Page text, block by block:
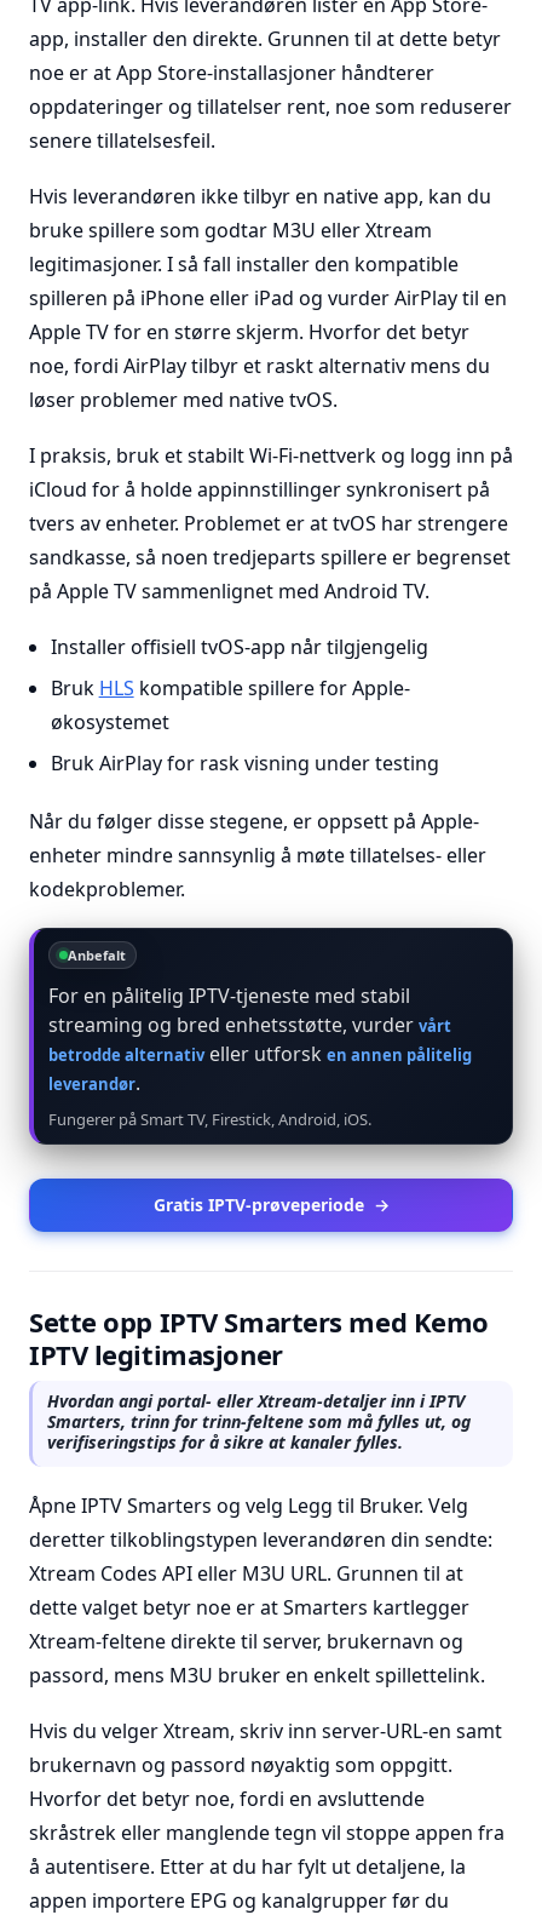
app, installer den direkte. Grunnen til at dette betyr
noe er at App Store-installasjoner håndterer
oppdateringer og tillatelser rent, noe som reduserer
senere tillatelsesfeil.
Hvis leverandøren ikke tilbyr en native app, kan du
bruke spillere som godtar M3U eller Xtream
legitimasjoner. I så fall installer den kompatible
spilleren på iPhone eller iPad og vurder AirPlay til en
Apple TV for en større skjerm. Hvorfor det betyr
noe, fordi AirPlay tilbyr et raskt alternativ mens du
løser problemer med native tvOS.
I praksis, bruk et stabilt Wi-Fi-nettverk og logg inn på
iCloud for å holde appinnstillinger synkronisert på
tvers av enheter. Problemet er at tvOS har strengere
sandkasse, så noen tredjeparts spillere er begrenset
på Apple TV sammenlignet med Android TV.
Installer offisiell tvOS-app når tilgjengelig
Bruk HLS kompatible spillere for Apple-
økosystemet
Bruk AirPlay for rask visning under testing
Når du følger disse stegene, er oppsett på Apple-
enheter mindre sannsynlig å møte tillatelses- eller
kodekproblemer.
Anbefalt
For en pålitelig IPTV-tjeneste med stabil
streaming og bred enhetsstøtte, vurder vårt
betrodde alternativeller utforsk en annen pålitelig
leverandør.
Fungerer på Smart TV, Firestick, Android, iOS.
Gratis IPTV-prøveperiode →
Sette opp IPTV Smarters med Kemo
IPTV legitimasjoner
Hvordan angi portal- eller Xtream-detaljer inn i IPTV
Smarters, trinn for trinn-feltene som må fylles ut, og
verifiseringstips for å sikre at kanaler fylles.
Åpne IPTV Smarters og velg Legg til Bruker. Velg
deretter tilkoblingstypen leverandøren din sendte:
Xtream Codes API eller M3U URL. Grunnen til at
dette valget betyr noe er at Smarters kartlegger
Xtream-feltene direkte til server, brukernavn og
passord, mens M3U bruker en enkelt spillettelink.
Hvis du velger Xtream, skriv inn server-URL-en samt
brukernavn og passord nøyaktig som oppgitt.
Hvorfor det betyr noe, fordi en avsluttende
skråstrek eller manglende tegn vil stoppe appen fra
å autentisere. Etter at du har fylt ut detaljene, la
appen importere EPG og kanalgrupper før du